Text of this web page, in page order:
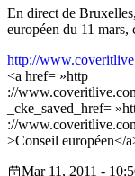
En direct de
européen du 11
http://
<a href= »http
://
_cke_saved_href=
://
>Conseil européen</
Mar 11, 2011 -